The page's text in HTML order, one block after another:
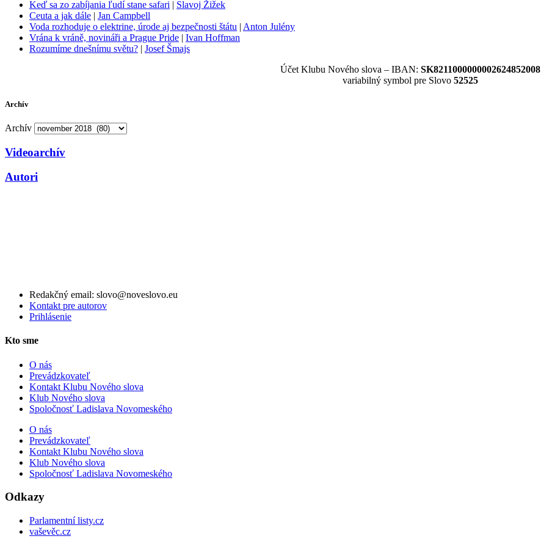
Keď sa zo zabíjania ľudí stane safari | Slavoj Žižek
Ceuta a jak dále | Jan Campbell
Voda rozhoduje o elektrine, úrode aj bezpečnosti štátu | Anton Julény
Vrána k vráně, novináři a Prague Pride | Ivan Hoffman
Rozumíme dnešnímu světu? | Josef Šmajs
Účet Klubu Nového slova – IBAN: SK8211000000002624852008
variabilný symbol pre Slovo 52525
Archív
Archív
Videoarchív
Autori
Redakčný email: slovo@noveslovo.eu
Kontakt pre autorov
Prihlásenie
Kto sme
O nás
Prevádzkovateľ
Kontakt Klubu Nového slova
Klub Nového slova
Spoločnosť Ladislava Novomeského
O nás
Prevádzkovateľ
Kontakt Klubu Nového slova
Klub Nového slova
Spoločnosť Ladislava Novomeského
Odkazy
Parlamentní listy.cz
vaševěc.cz